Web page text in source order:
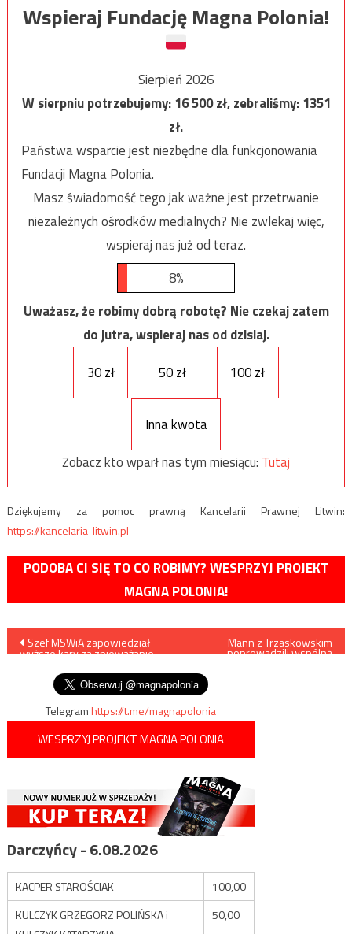
Wspieraj Fundację Magna Polonia!
Sierpień 2026
W sierpniu potrzebujemy:16 500zł, zebraliśmy:1351
zł.
Państwa wsparcie jest niezbędne dla funkcjonowania
Fundacji Magna Polonia.
Masz świadomość tego jak ważne jest przetrwanie
niezależnych ośrodków medialnych? Nie zwlekaj więc,
wspieraj nas już od teraz.
8%
Uważasz, że robimy dobrą robotę? Nie czekaj zatem
do jutra, wspieraj nas od dzisiaj.
30 zł
50 zł 100 zł
Inna kwota
Zobacz kto wparł nas tym miesiącu: Tutaj
Dziękujemy za pomoc prawną Kancelarii Prawnej Litwin:
https://kancelaria-litwin.pl
PODOBA CI SIĘ TO CO ROBIMY? WESPRZYJ PROJEKT
MAGNA POLONIA!
Nawigacja
wpisu
Szef MSWiA zapowiedział
wyższe kary za znieważanie
Mann z Trzaskowskim
poprowadzili wspólną
Telegramhttps://t.me/magnapolonia
WESPRZYJ PROJEKT MAGNA POLONIA
Darczyńcy - 6.08.2026
KACPER STAROŚCIAK
100,00
KULCZYK GRZEGORZ POLIŃSKA i
50,00